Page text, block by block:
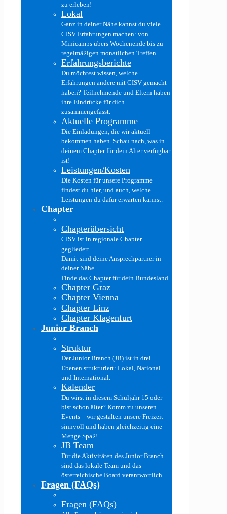
zu erleben!
Lokal
Ganz in deiner Nähe kannst du viele
CISV Erfahrungen machen: von
Minicamps übers Wochenende bis zu
regelmäßigen monatlichen Treffen.
Erfahrungsberichte
Du möchtest wissen, welche
Erfahrungen andere mit CISV gemacht
haben? Teilnehmende und Eltern haben
ihre Eindrücke für dich
zusammengefasst.
Aktuelle Programme
Die Einladungen, die wir aktuell
bekommen haben. Schau nach, was in
deinem Chapter für dein Alter verfügbar
ist!
Leistungen/Kosten
Die Kosten für unsere Programme
findest du hier, und auch, welche
Leistungen du dafür erwarten kannst.
Chapter
Chapterübersicht
CISV ist in regionale Chapter
gegliedert.
Damit sind deine Ansprechpartner in
deiner Nähe.
Finde das Chapter für dein Bundesland.
Chapter Graz
Chapter Vienna
Chapter Linz
Chapter Klagenfurt
Junior Branch
Struktur
Der Junior Branch (JB) ist in drei
Ebenen strukturiert: Lokal, National
und International.
Kalender
Du wirst in diesem Schuljahr 15 oder
bist schon älter? Komm zu unseren
Events – wir gestalten unsere Freizeit
sinnvoll und haben gleichzeitig eine
Menge Spaß!
JB Team
Für die Aktivitäten des Junior Branch
sind das lokale Team und das
österreichische Board verantwortlich.
Fragen (FAQs)
Fragen (FAQs)